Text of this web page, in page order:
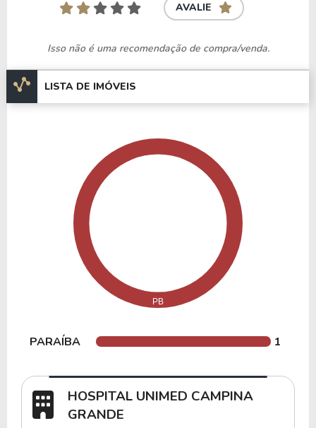
O fundo é administrado pela Coinvalores
Corretora de Câmbio e Valores Mobiliários e
Estratégia e composição
desenvolvimento, construção e exploração de um
empreendimento imobiliário hospitalar
estruturado sob modelo built to suit para a
Unimed Campina Grande.
O fundo realizou a aquisição de terreno com
aproximadamente 12.000 m² localizado na
Avenida Dr. Elpídio de Almeida, em Campina
Grande, para desenvolvimento do hospital.
compuseram o portfólio estão:
Terreno Av. Dr. Elpídio de Almeida – PB.
AVALIE
Isso não é uma recomendação de compra/venda.
LISTA DE IMÓVEIS
PARAÍBA 1
HOSPITAL UNIMED CAMPINA
GRANDE